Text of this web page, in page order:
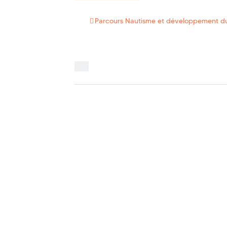
Parcours Nautisme et développement